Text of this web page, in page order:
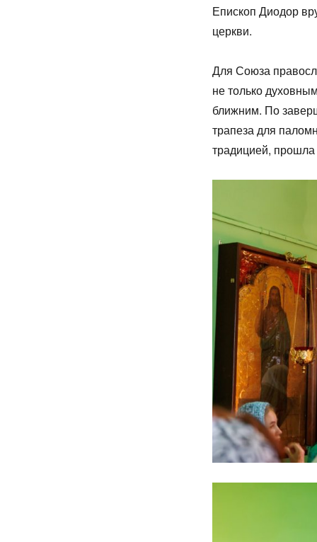
Епископ Диодор
церкви.
Для Союза
не только
ближним. По
трапеза для
традицией,